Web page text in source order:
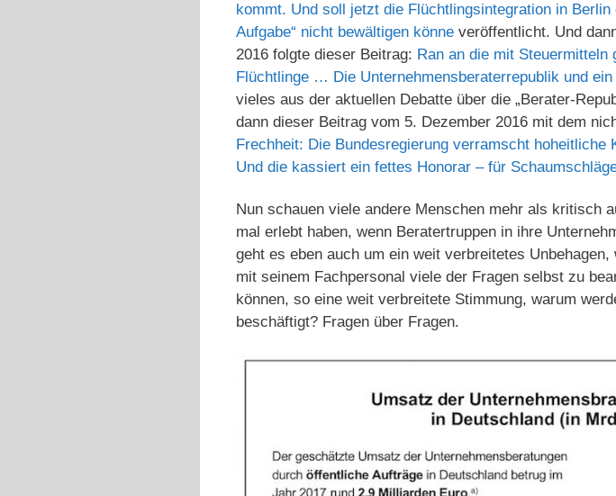
kommt. Und soll jetzt die Flüchtlingsintegration in
Aufgabe“ nicht bewältigen könne veröffentlicht. Und
2016 folgte dieser Beitrag: Ran an die mit Steuermitteln
Flüchtlinge … Die Unternehmensberaterrepublik und
vieles aus der aktuellen Debatte über die „Berater-
dann dieser Beitrag vom 5. Dezember 2016 mit dem
Frechheit: Die Bundesregierung verramscht hoheitliche
Und die kassiert ein fettes Honorar – für
Nun schauen viele andere Menschen mehr als kritisch
mal erlebt haben, wenn Beratertruppen in ihre
geht es eben auch um ein weit verbreitetes
mit seinem Fachpersonal viele der Fragen selbst zu
können, so eine weit verbreitete Stimmung, warum
beschäftigt? Fragen über Fragen.